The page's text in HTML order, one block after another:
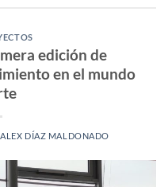
edición de
en el mundo
ALEX DÍAZ MALDONADO